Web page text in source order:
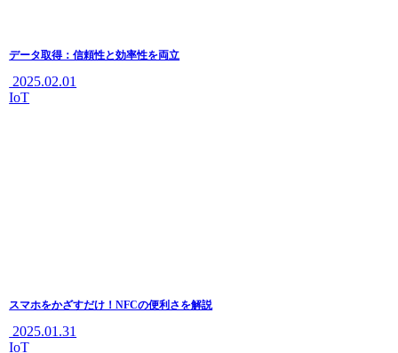
データ取得：信頼性と効率性を両立
2025.02.01
IoT
スマホをかざすだけ！NFCの便利さを解説
2025.01.31
IoT